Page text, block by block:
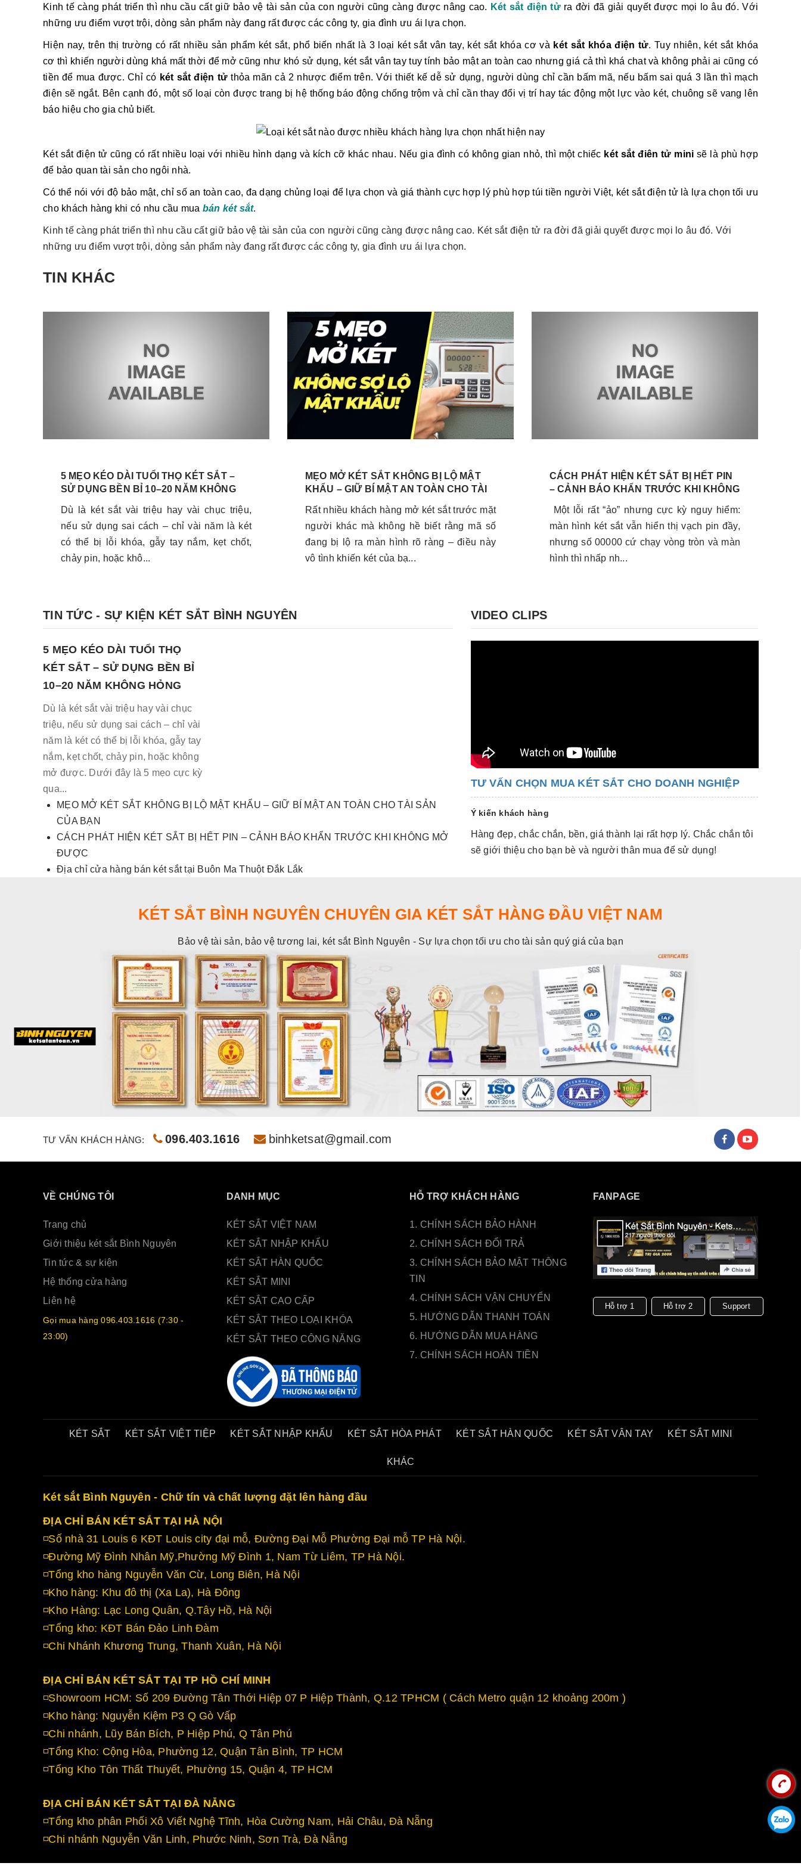
Kinh tế càng phát triển thì nhu cầu cất giữ bảo vệ tài sản của con người cũng càng được nâng cao. Két sắt điện tửra đời đã giải quyết được mọi lo âu đó. Với
những ưu điểm vượt trội, dòng sản phẩm này đang rất được các công ty, gia đình ưu ái lựa chọn.
Hiện nay, trên thị trường có rất nhiều sản phẩm két sắt, phổ biến nhất là 3 loại két sắt vân tay, két sắt khóa cơ và két sắt khóa điện tử. Tuy nhiên, két sắt khóa
cơ thì khiến người dùng khá mất thời để mở cũng như khó sử dụng, két sắt vân tay tuy tính bảo mật an toàn cao nhưng giá cả thì khá chat và không phải ai cũng có
tiền để mua được. Chỉ có két sắt điện tử thỏa mãn cả 2 nhược điểm trên. Với thiết kế dễ sử dụng, người dùng chỉ cần bấm mã, nếu bấm sai quá 3 lần thì mạch
điện sẽ ngắt. Bên cạnh đó, một số loại còn được trang bị hệ thống báo động chống trộm và chỉ cần thay đổi vị trí hay tác động một lực vào két, chuông sẽ vang lên
báo hiệu cho gia chủ biết.
Két sắt điện tử cũng có rất nhiều loại với nhiều hình dạng và kích cỡ khác nhau. Nếu gia đình có không gian nhỏ, thì một chiếc két sắt điên tử mini sẽ là phù hợp
để bảo quan tài sản cho ngôi nhà.
Có thể nói với độ bảo mật, chỉ số an toàn cao, đa dạng chủng loại để lựa chọn và giá thành cực hợp lý phù hợp túi tiền người Việt, két sắt điện tử là lựa chọn tối ưu
cho khách hàng khi có nhu cầu mua bán két sắt.
Kinh tế càng phát triển thì nhu cầu cất giữ bảo vệ tài sản của con người cũng càng được nâng cao. Két sắt điện tử ra đời đã giải quyết được mọi lo âu đó. Với
những ưu điểm vượt trội, dòng sản phẩm này đang rất được các công ty, gia đình ưu ái lựa chọn.
TIN KHÁC
5 MẸO KÉO DÀI TUỔI THỌ KÉT SẮT –
SỬ DỤNG BỀN BỈ 10–20 NĂM KHÔNG
Dù là két sắt vài triệu hay vài chục triệu,
nếu sử dụng sai cách – chỉ vài năm là két
có thể bị lỗi khóa, gẫy tay nắm, kẹt chốt,
chảy pin, hoặc khô...
MẸO MỞ KÉT SẮT KHÔNG BỊ LỘ MẬT
KHẨU – GIỮ BÍ MẬT AN TOÀN CHO TÀI
Rất nhiều khách hàng mở két sắt trước mặt
người khác mà không hề biết rằng mã số
đang bị lộ ra màn hình rõ ràng – điều này
vô tình khiến két của bạ...
CÁCH PHÁT HIỆN KÉT SẮT BỊ HẾT PIN
– CẢNH BÁO KHẨN TRƯỚC KHI KHÔNG
MỞ ĐƯỢC
Một lỗi rất “ảo” nhưng cực kỳ nguy hiểm:
màn hình két sắt vẫn hiển thị vạch pin đầy,
nhưng số 00000 cứ chạy vòng tròn và màn
hình thì nhấp nh...
TIN TỨC - SỰ KIỆN KÉT SẮT BÌNH NGUYÊN
5 MẸO KÉO DÀI TUỔI THỌ
KÉT SẮT – SỬ DỤNG BỀN BỈ
10–20 NĂM KHÔNG HỎNG
Dù là két sắt vài triệu hay vài chục
triệu, nếu sử dụng sai cách – chỉ vài
năm là két có thể bị lỗi khóa, gẫy tay
nắm, kẹt chốt, chảy pin, hoặc không
mở được. Dưới đây là 5 mẹo cực kỳ
qua...
MẸO MỞ KÉT SẮT KHÔNG BỊ LỘ MẬT KHẨU – GIỮ BÍ MẬT AN TOÀN CHO TÀI SẢN
CỦA BẠN
CÁCH PHÁT HIỆN KÉT SẮT BỊ HẾT PIN – CẢNH BÁO KHẨN TRƯỚC KHI KHÔNG MỞ
ĐƯỢC
Địa chỉ cửa hàng bán két sắt tại Buôn Ma Thuột Đắk Lắk
VIDEO CLIPS
TƯ VẤN CHỌN MUA KÉT SẮT CHO DOANH NGHIỆP
Ý kiến khách hàng
Hàng đẹp, chắc chắn, bền, giá thành lại rất hợp lý. Chắc chắn tôi
sẽ giới thiệu cho bạn bè và người thân mua để sử dụng!
KÉT SẮT BÌNH NGUYÊN CHUYÊN GIA KÉT SẮT HÀNG ĐẦU VIỆT NAM
Bảo vệ tài sản, bảo vệ tương lai, két sắt Bình Nguyên - Sự lựa chọn tối ưu cho tài sản quý giá của bạn
TƯ VẤN KHÁCH HÀNG: 096.403.1616 binhketsat@gmail.com
VỀ CHÚNG TÔI
Trang chủ
Giới thiệu két sắt Bình Nguyên
Tin tức & sự kiện
Hệ thống cửa hàng
Liên hệ
Gọi mua hàng 096.403.1616 (7:30 -
23:00)
DANH MỤC
KÉT SẮT VIỆT NAM
KÉT SẮT NHẬP KHẨU
KÉT SẮT HÀN QUỐC
KÉT SẮT MINI
KÉT SẮT CAO CẤP
KÉT SẮT THEO LOẠI KHÓA
KÉT SẮT THEO CÔNG NĂNG
HỖ TRỢ KHÁCH HÀNG
1. CHÍNH SÁCH BẢO HÀNH
2. CHÍNH SÁCH ĐỔI TRẢ
3. CHÍNH SÁCH BẢO MẬT THÔNG
TIN
4. CHÍNH SÁCH VẬN CHUYỂN
5. HƯỚNG DẪN THANH TOÁN
6. HƯỚNG DẪN MUA HÀNG
7. CHÍNH SÁCH HOÀN TIỀN
FANPAGE
Hỗ trợ 1 Hỗ trợ 2 Support
KÉT SẮT KÉT SẮT VIỆT TIỆP KÉT SẮT NHẬP KHẨU KÉT SẮT HÒA PHÁT KÉT SẮT HÀN QUỐC KÉT SẮT VÂN TAY KÉT SẮT MINI
KHÁC
Két sắt Bình Nguyên - Chữ tín và chất lượng đặt lên hàng đầu
ĐỊA CHỈ BÁN KÉT SẮT TẠI HÀ NỘI
◽Số nhà 31 Louis 6 KĐT Louis city đại mỗ, Đường Đại Mỗ Phường Đại mỗ TP Hà Nội.
◽Đường Mỹ Đình Nhân Mỹ,Phường Mỹ Đình 1, Nam Từ Liêm, TP Hà Nội.
◽Tổng kho hàng Nguyễn Văn Cừ, Long Biên, Hà Nội
◽Kho hàng: Khu đô thị (Xa La), Hà Đông
◽Kho Hàng: Lạc Long Quân, Q.Tây Hồ, Hà Nội
◽Tổng kho: KĐT Bán Đảo Linh Đàm
◽Chi Nhánh Khương Trung, Thanh Xuân, Hà Nội
ĐỊA CHỈ BÁN KÉT SẮT TẠI TP HỒ CHÍ MINH
◽Showroom HCM: Số 209 Đường Tân Thới Hiệp 07 P Hiệp Thành, Q.12 TPHCM ( Cách Metro quận 12 khoảng 200m )
◽Kho hàng: Nguyễn Kiệm P3 Q Gò Vấp
◽Chi nhánh, Lũy Bán Bích, P Hiệp Phú, Q Tân Phú
◽Tổng Kho: Cộng Hòa, Phường 12, Quận Tân Bình, TP HCM
◽Tổng Kho Tôn Thất Thuyết, Phường 15, Quận 4, TP HCM
ĐỊA CHỈ BÁN KÉT SẮT TẠI ĐÀ NẴNG
◽Tổng kho phân Phối Xô Viết Nghệ Tĩnh, Hòa Cường Nam, Hải Châu, Đà Nẵng
◽Chi nhánh Nguyễn Văn Linh, Phước Ninh, Sơn Trà, Đà Nẵng